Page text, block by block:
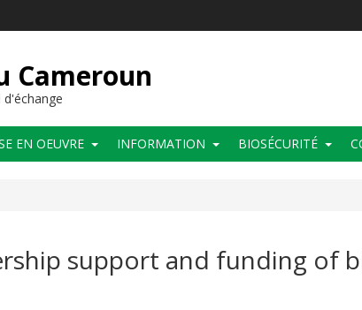
Cameroun
EN OEUVRE INFORMATION BIOSÉCURITÉ
support and funding of